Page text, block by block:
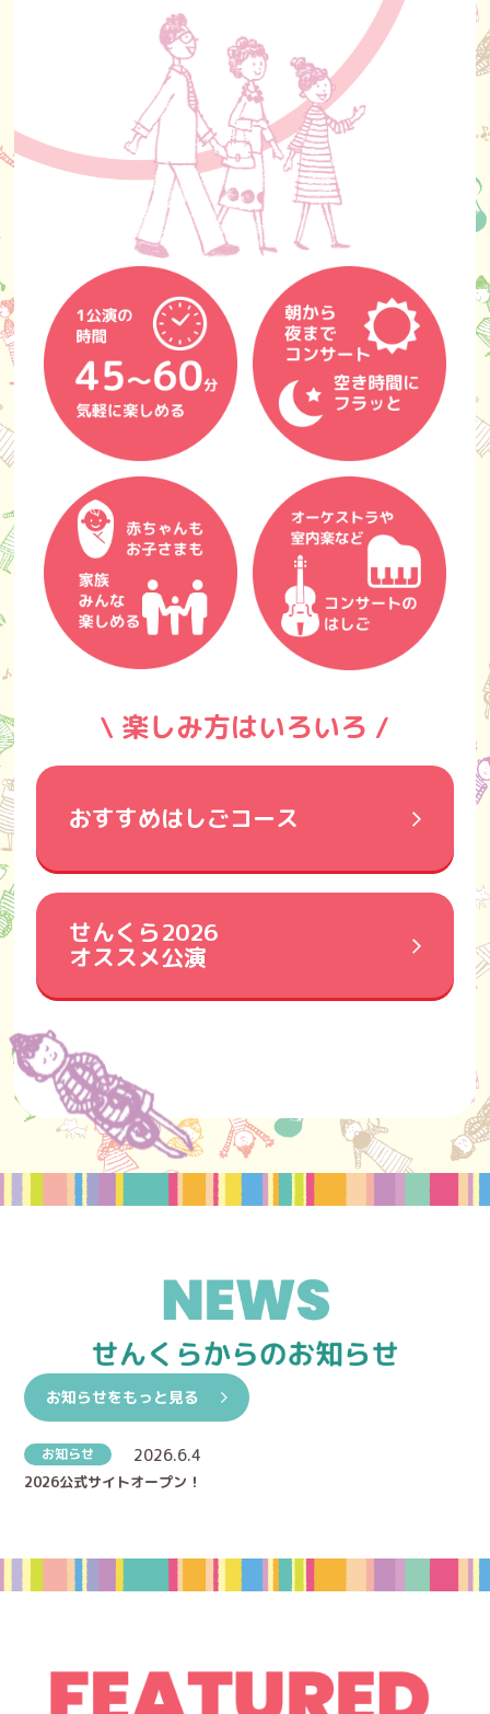
\ 楽しみ方はいろいろ /
おすすめはしごコース
せんくら2026
オススメ公演
お知らせをもっと見る
2026.6.4
お知らせ
2026公式サイトオープン！